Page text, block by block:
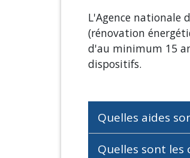
L'Agence nationale
(rénovation
d'au minimum 15
dispositifs.
Quelles aides
Quelles sont